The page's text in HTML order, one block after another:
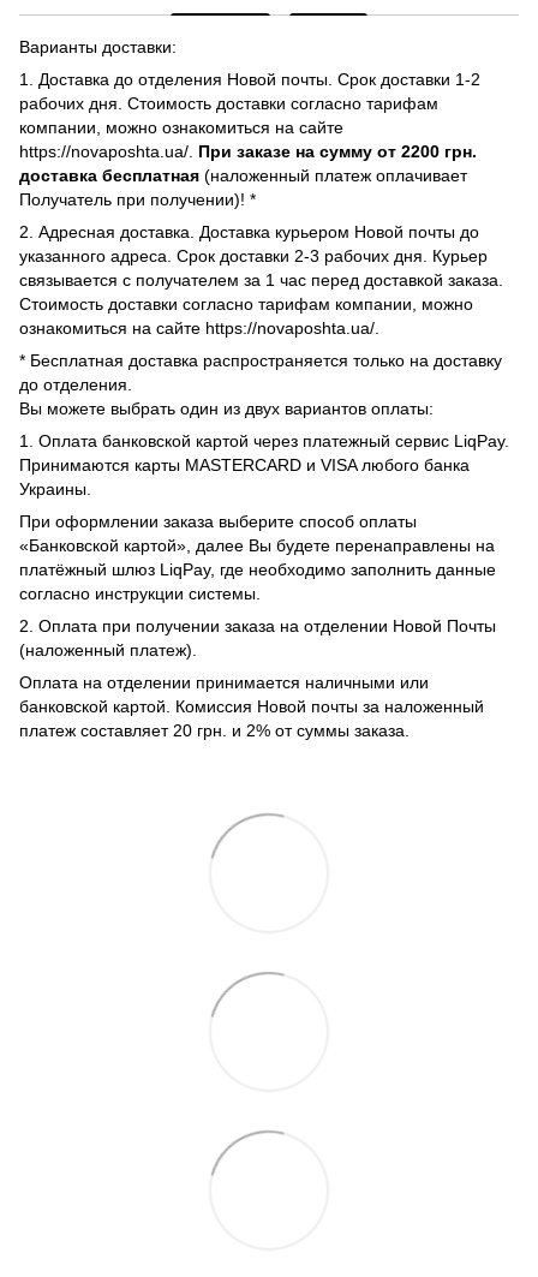
Варианты доставки:
1. Доставка до отделения Новой почты. Срок доставки 1-2
рабочих дня. Стоимость доставки согласно тарифам
компании, можно ознакомиться на сайте
https://novaposhta.ua/. При заказе на сумму от 2200 грн.
доставка бесплатная (наложенный платеж оплачивает
Получатель при получении)! *
2. Адресная доставка. Доставка курьером Новой почты до
указанного адреса. Срок доставки 2-3 рабочих дня. Курьер
связывается с получателем за 1 час перед доставкой заказа.
Стоимость доставки согласно тарифам компании, можно
ознакомиться на сайте https://novaposhta.ua/.
* Бесплатная доставка распространяется только на доставку
до отделения.
Вы можете выбрать один из двух вариантов оплаты:
1. Оплата банковской картой через платежный сервис LiqPay.
Принимаются карты MASTERCARD и VISA любого банка
Украины.
При оформлении заказа выберите способ оплаты
«Банковской картой», далее Вы будете перенаправлены на
платёжный шлюз LiqPay, где необходимо заполнить данные
согласно инструкции системы.
2. Оплата при получении заказа на отделении Новой Почты
(наложенный платеж).
Оплата на отделении принимается наличными или
банковской картой. Комиссия Новой почты за наложенный
платеж составляет 20 грн. и 2% от суммы заказа.